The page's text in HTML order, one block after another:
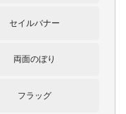
セイルバナー
両面のぼり
フラッグ